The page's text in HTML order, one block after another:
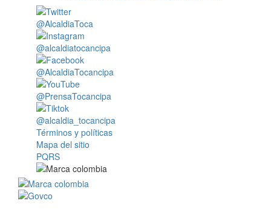
@AlcaldiaToca
@alcaldiatocancipa
@AlcaldiaTocancipa
@PrensaTocancipa
@alcaldia_tocancipa
Términos y políticas
Mapa del sitio
PQRS